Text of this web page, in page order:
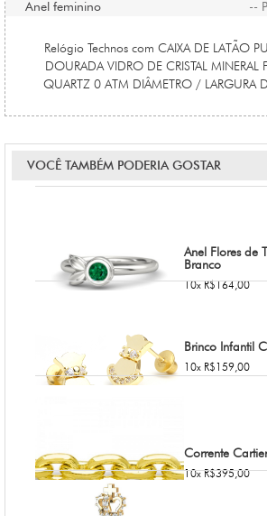
Anel feminino --
Relógio Technos com CAIXA DE LATÃO
DOURADA VIDRO DE CRISTAL MINERAL
QUARTZ 0 ATM DIÂMETRO / LARGURA
VOCÊ TAMBÉM PODERIA GOSTAR
Anel Flores de
Branco
10x R$164,00
Brinco Infantil
10x R$159,00
Corrente
10x R$395,00